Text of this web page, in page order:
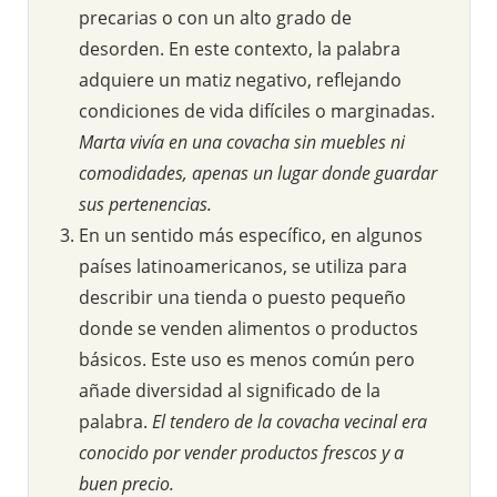
precarias o con un alto grado de
desorden. En este contexto, la palabra
adquiere un matiz negativo, reflejando
condiciones de vida difíciles o marginadas.
Marta vivía en una covacha sin muebles ni
comodidades, apenas un lugar donde guardar
sus pertenencias.
En un sentido más específico, en algunos
países latinoamericanos, se utiliza para
describir una tienda o puesto pequeño
donde se venden alimentos o productos
básicos. Este uso es menos común pero
añade diversidad al significado de la
palabra. El tendero de la covacha vecinal era
conocido por vender productos frescos y a
buen precio.